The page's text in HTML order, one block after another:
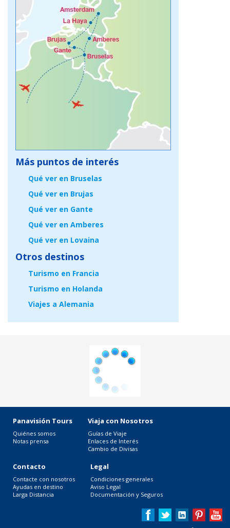
Más puntos de interés
Qué ver en Bruselas
Qué ver en Brujas
Qué ver en Gante
Qué ver en Amberes
Qué ver en Lovaina
Otros destinos
Turismo en Francia
Turismo en Holanda
Viajes a Alemania
Panavisión Tours
Quiénes somos
Notas prensa
Viaja con Nosotros
Guías de Viaje
Enlaces de Interés
Cambio de Divisas
Contacto
Contacte con nosotros
Ayudas en destino
Larga Distancia
Legal
Condiciones generales
Aviso Legal
Documentación y Seguros